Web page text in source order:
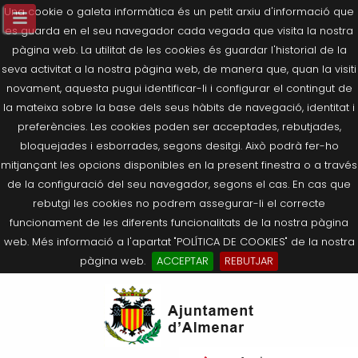
Una cookie o galeta informàtica és un petit arxiu d'informació que
es guarda en el seu navegador cada vegada que visita la nostra
pàgina web. La utilitat de les cookies és guardar l'historial de la
seva activitat a la nostra pàgina web, de manera que, quan la visiti
novament, aquesta pugui identificar-li i configurar el contingut de
la mateixa sobre la base dels seus hàbits de navegació, identitat i
preferències. Les cookies poden ser acceptades, rebutjades,
bloquejades i esborrades, segons desitgi. Això podrà fer-ho
mitjançant les opcions disponibles en la present finestra o a través
de la configuració del seu navegador, segons el cas. En cas que
rebutgi les cookies no podrem assegurar-li el correcte
funcionament de les diferents funcionalitats de la nostra pàgina
web. Més informació a l'apartat "POLÍTICA DE COOKIES" de la nostra
pàgina web.
ACCEPTAR
REBUTJAR
Salutació de l’Alcaldessa
Composició Consistori
Agricultura, Ramaderia i Medi
Què és la Seu Electrònica?
Últimes publicacions